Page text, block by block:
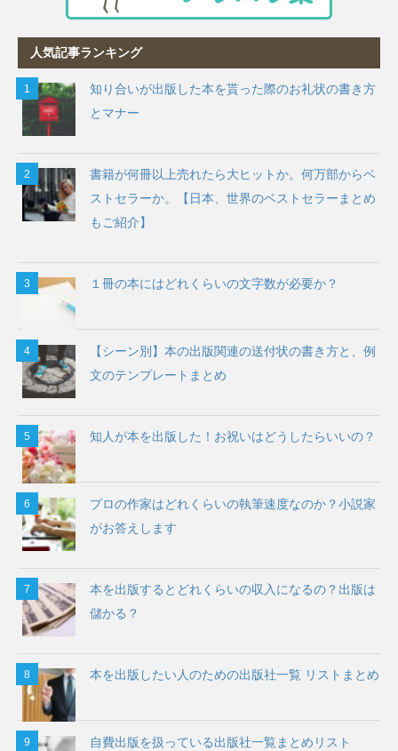
人気記事ランキング
知り合いが出版した本を貰った際のお礼状の書き方
とマナー
書籍が何冊以上売れたら大ヒットか。何万部からベ
ストセラーか。【日本、世界のベストセラーまとめ
もご紹介】
１冊の本にはどれくらいの文字数が必要か？
【シーン別】本の出版関連の送付状の書き方と、例
文のテンプレートまとめ
知人が本を出版した！お祝いはどうしたらいいの？
プロの作家はどれくらいの執筆速度なのか？小説家
がお答えします
本を出版するとどれくらいの収入になるの？出版は
儲かる？
本を出版したい人のための出版社一覧 リストまとめ
自費出版を扱っている出版社一覧まとめリスト